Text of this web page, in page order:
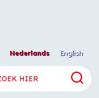
Nederlands English